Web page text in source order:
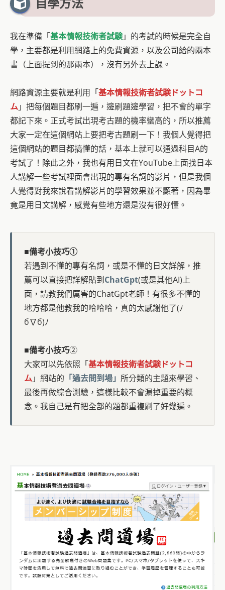
自學方法
我在準備「基本情報技術者試験」的考試的時候是完全自
學，主要都是利用網路上的免費資源，以及公司給的兩本
書（上面提到的那兩本），沒有另外去上課。
網路資源主要就是利用「基本情報技術者試験ドットコ
ム」把每個題目都刷一遍，邊刷題邊學習，把不會的單字
都記下來。正式考試出現考古題的機率蠻高的，所以推薦
大家一定在這個網站上要把考古題刷一下！我個人覺得把
這個網站的題目都搞懂的話，基本上就可以通過科目A的
考試了！除此之外，我也有用日文在YouTube上面找日本
人講解一些考試裡面會出現的專有名詞的影片，但是我個
人覺得對我來說看講解影片的學習效果並不顯著，因為畢
竟是用日文講解，感覺有些地方還是沒有很好懂。
■備考小技巧①
若遇到不懂的專有名詞，或是不懂的日文詳解，推
薦可以直接把詳解貼到ChatGpt(或是其他AI)上
面，請教我們厲害的ChatGpt老師！有很多不懂的
地方都是他教我的哈哈哈，真的太感謝他了(ﾉ
б∇б)ﾉ
■備考小技巧②
大家可以先依照「基本情報技術者試験ドットコ
ム」網站的 「過去問到場」 所分類的主題來學習、
最後再做綜合測驗，這樣比較不會漏掉重要的概
念。我自己是有把全部的題都重複刷了好幾遍。